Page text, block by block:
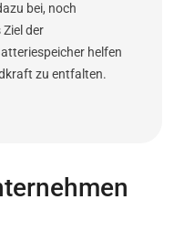
bei, noch
der
helfen
zu entfalten.